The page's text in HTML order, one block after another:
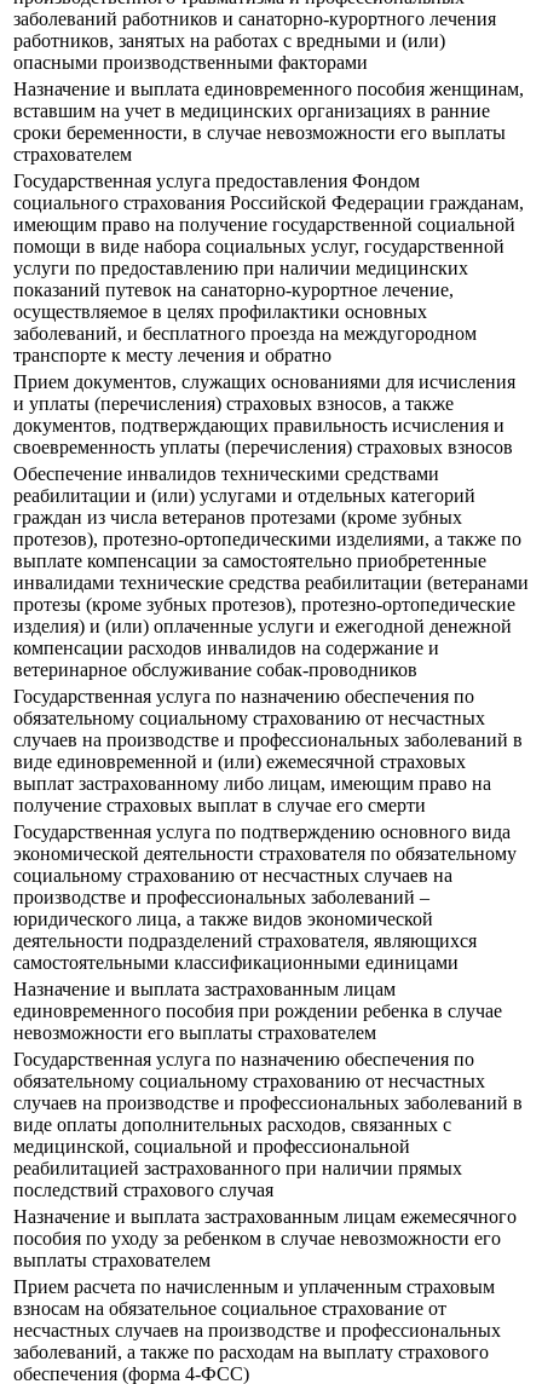
заболеваний работников и санаторно-курортного лечения
работников, занятых на работах с вредными и (или)
опасными производственными факторами
Назначение и выплата единовременного пособия женщинам,
вставшим на учет в медицинских организациях в ранние
сроки беременности, в случае невозможности его выплаты
страхователем
Государственная услуга предоставления Фондом
социального страхования Российской Федерации гражданам,
имеющим право на получение государственной социальной
помощи в виде набора социальных услуг, государственной
услуги по предоставлению при наличии медицинских
показаний путевок на санаторно-курортное лечение,
осуществляемое в целях профилактики основных
заболеваний, и бесплатного проезда на междугородном
транспорте к месту лечения и обратно
Прием документов, служащих основаниями для исчисления
и уплаты (перечисления) страховых взносов, а также
документов, подтверждающих правильность исчисления и
своевременность уплаты (перечисления) страховых взносов
Обеспечение инвалидов техническими средствами
реабилитации и (или) услугами и отдельных категорий
граждан из числа ветеранов протезами (кроме зубных
протезов), протезно-ортопедическими изделиями, а также по
выплате компенсации за самостоятельно приобретенные
инвалидами технические средства реабилитации (ветеранами
протезы (кроме зубных протезов), протезно-ортопедические
изделия) и (или) оплаченные услуги и ежегодной денежной
компенсации расходов инвалидов на содержание и
ветеринарное обслуживание собак-проводников
Государственная услуга по назначению обеспечения по
обязательному социальному страхованию от несчастных
случаев на производстве и профессиональных заболеваний в
виде единовременной и (или) ежемесячной страховых
выплат застрахованному либо лицам, имеющим право на
получение страховых выплат в случае его смерти
Государственная услуга по подтверждению основного вида
экономической деятельности страхователя по обязательному
социальному страхованию от несчастных случаев на
производстве и профессиональных заболеваний –
юридического лица, а также видов экономической
деятельности подразделений страхователя, являющихся
самостоятельными классификационными единицами
Назначение и выплата застрахованным лицам
единовременного пособия при рождении ребенка в случае
невозможности его выплаты страхователем
Государственная услуга по назначению обеспечения по
обязательному социальному страхованию от несчастных
случаев на производстве и профессиональных заболеваний в
виде оплаты дополнительных расходов, связанных с
медицинской, социальной и профессиональной
реабилитацией застрахованного при наличии прямых
последствий страхового случая
Назначение и выплата застрахованным лицам ежемесячного
пособия по уходу за ребенком в случае невозможности его
выплаты страхователем
Прием расчета по начисленным и уплаченным страховым
взносам на обязательное социальное страхование от
несчастных случаев на производстве и профессиональных
заболеваний, а также по расходам на выплату страхового
обеспечения (форма 4-ФСС)